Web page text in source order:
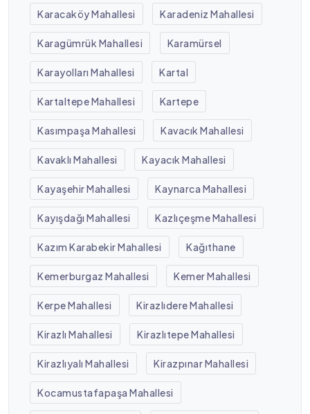
Karacaköy Mahallesi Karadeniz Mahallesi
Karagümrük Mahallesi Karamürsel
Karayolları Mahallesi Kartal
Kartaltepe Mahallesi Kartepe
Kasımpaşa Mahallesi Kavacık Mahallesi
Kavaklı Mahallesi Kayacık Mahallesi
Kayaşehir Mahallesi Kaynarca Mahallesi
Kayışdağı Mahallesi Kazlıçeşme Mahallesi
Kazım Karabekir Mahallesi Kağıthane
Kemerburgaz Mahallesi Kemer Mahallesi
Kerpe Mahallesi Kirazlıdere Mahallesi
Kirazlı Mahallesi Kirazlıtepe Mahallesi
Kirazlıyalı Mahallesi Kirazpınar Mahallesi
Kocamustafapaşa Mahallesi